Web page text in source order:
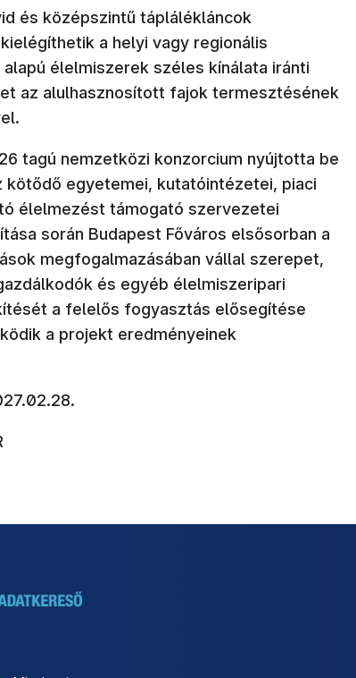
és középszintű táplálékláncok
a helyi vagy regionális
élelmiszerek széles kínálata iránti
az alulhasznosított fajok termesztésének
tagú nemzetközi konzorcium nyújtotta be
egyetemei, kutatóintézetei, piaci
élelmezést támogató szervezetei
során Budapest Főváros elsősorban a
megfogalmazásában vállal szerepet,
és egyéb élelmiszeripari
a felelős fogyasztás elősegítése
a projekt eredményeinek